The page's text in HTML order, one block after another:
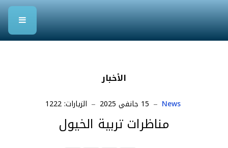
الأخبار
News 15 جانفي 2025 الزيارات: 1222
مناظرات تربية الخيول